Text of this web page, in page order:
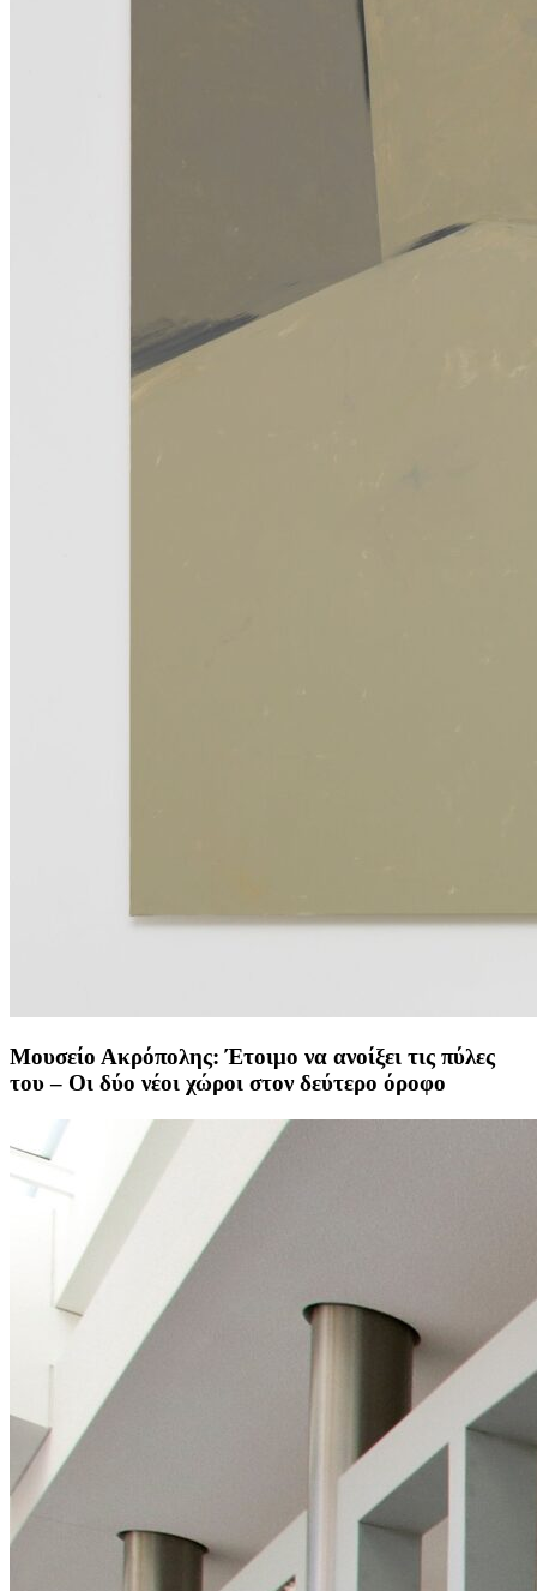
Μουσείο Ακρόπολης: Έτοιμο να ανοίξει τις πύλες
του – Οι δύο νέοι χώροι στον δεύτερο όροφο